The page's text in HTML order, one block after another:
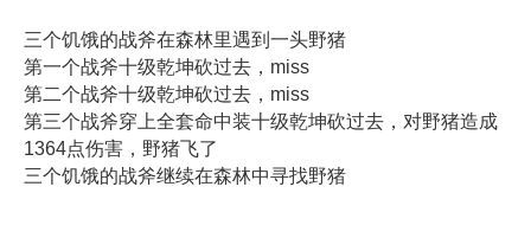
三个饥饿的战斧在森林里遇到一头野猪
第一个战斧十级乾坤砍过去，miss
第二个战斧十级乾坤砍过去，miss
第三个战斧穿上全套命中装十级乾坤砍过去，对野猪造成
1364点伤害，野猪飞了
三个饥饿的战斧继续在森林中寻找野猪